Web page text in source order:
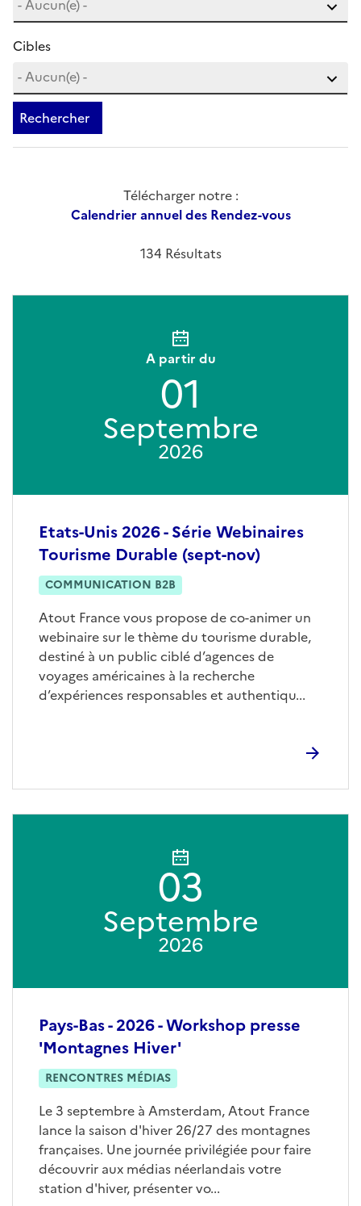
Cibles
Rechercher
Télécharger notre :
Calendrier annuel des Rendez-vous
134 Résultats
Etats-Unis 2026 - Série Webinaires
Tourisme Durable (sept-nov)
COMMUNICATION B2B
Atout France vous propose de co-animer un
webinaire sur le thème du tourisme durable,
destiné à un public ciblé d’agences de
voyages américaines à la recherche
d’expériences responsables et authentiqu...
A partir du
01
Septembre
2026
Pays-Bas - 2026 - Workshop presse
'Montagnes Hiver'
RENCONTRES MÉDIAS
Le 3 septembre à Amsterdam, Atout France
lance la saison d'hiver 26/27 des montagnes
françaises. Une journée privilégiée pour faire
découvrir aux médias néerlandais votre
station d'hiver, présenter vo...
03
Septembre
2026